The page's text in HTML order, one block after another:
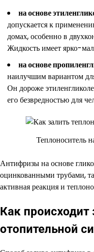
на основе
допускается к
домах, особенно в
Жидкость имеет ярко-
на основе
наилучшим вариантом
Он дороже
его безвредностью для
Теплоноситель
Антифризы на основе
оцинкованными трубами,
активная реакция и
Как происходит
отопительной